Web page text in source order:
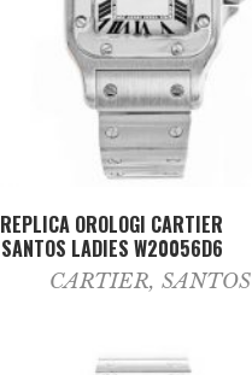
ADD TO CART
REPLICA OROLOGI CARTIER
SANTOS LADIES W20056D6
CARTIER, SANTOS